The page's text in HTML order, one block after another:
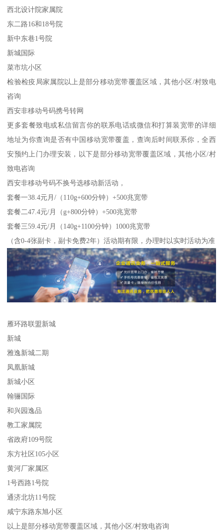
西北设计院家属院
东二路16和18号院
新中东巷1号院
新城国际
菜市坑小区
检验检疫局家属院以上是部分移动宽带覆盖区域，其他小区/村致电
咨询
西安非移动号码携号转网
更多套餐致电或私信留言你的联系电话或微信和打算装宽带的详细
地址为你查询是否有中国移动宽带覆盖，查询后时间联系你，全西
安预约上门办理安装，以下是部分移动宽带覆盖区域，其他小区/村
致电咨询
西安非移动号码不换号选移动新活动，
套餐一38.4元月/（110g+600分钟）+500兆宽带
套餐二47.4元/月（g+800分钟）+500兆宽带
套餐三59.4元/月（140g+1100分钟）1000兆宽带
（含0-4张副卡，副卡免费2年）活动期有限，办理时以实时活动为准
雁环路联盟新城
新城
雅逸新城二期
凤凰新城
新城小区
翰骊国际
和兴园逸品
教工家属院
省政府109号院
东方社区105小区
黄河厂家属区
1号西路1号院
通济北坊11号院
咸宁东路东旭小区
以上是部分移动宽带覆盖区域，其他小区/村致电咨询